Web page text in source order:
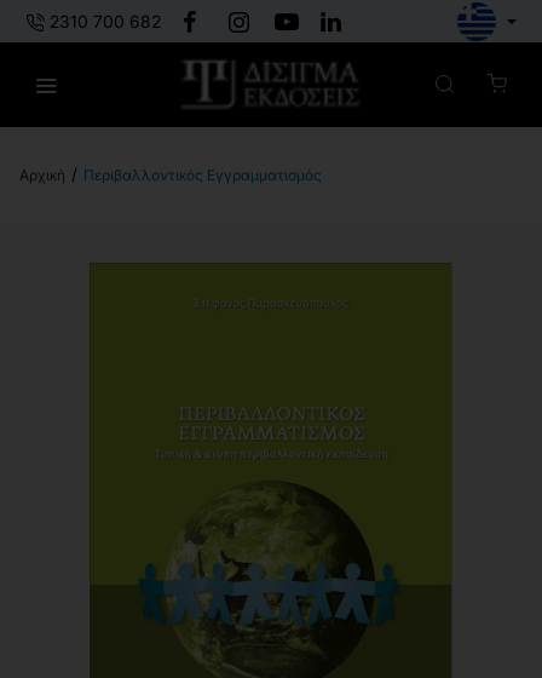
2310 700 682
Περιβαλλοντικός Εγγραμματισμός